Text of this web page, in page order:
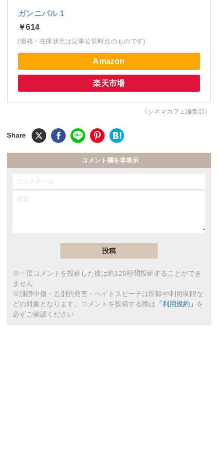
ガンニバル 1
￥614
(価格・在庫状況は記事公開時点のものです)
Amazon
楽天市場
《シネマカフェ編集部》
コメント欄を非表示
※一度コメントを投稿した後は約120秒間投稿することができ
ません
※誹謗中傷・差別的発言・ヘイトスピーチは削除や利用制限な
どの対象となります。コメントを投稿する際は 「利用規約」 を
必ずご確認ください